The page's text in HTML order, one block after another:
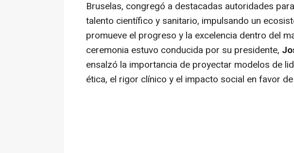
Bruselas, congregó a destacadas autoridades
talento científico y sanitario, impulsando un
promueve el progreso y la excelencia dentro del
ceremonia estuvo conducida por su presidente,
ensalzó la importancia de proyectar modelos de
ética, el rigor clínico y el impacto social en favor